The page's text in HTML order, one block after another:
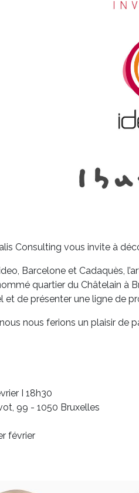
Consulting vous invite à
Barcelone et Cadaquès,
quartier du Châtelain à
et de présenter une ligne de
nous nous ferions un plaisir
I 18h30
99 - 1050 Bruxelles
février